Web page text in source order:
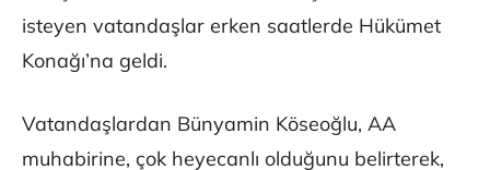
isteyen vatandaşlar erken saatlerde Hükümet
Konağı’na geldi.
Vatandaşlardan Bünyamin Köseoğlu, AA
muhabirine, çok heyecanlı olduğunu belirterek,